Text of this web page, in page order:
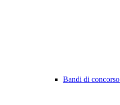
Bandi di concorso